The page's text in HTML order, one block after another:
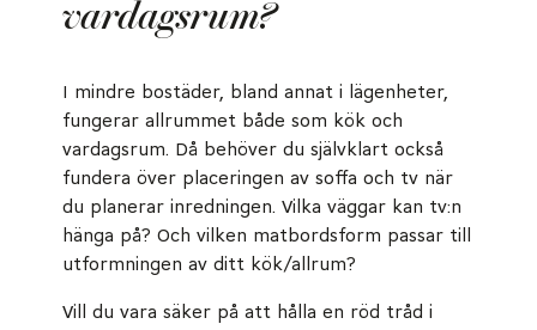
vardagsrum?
I mindre bostäder, bland annat i lägenheter,
fungerar allrummet både som kök och
vardagsrum. Då behöver du självklart också
fundera över placeringen av soffa och tv när
du planerar inredningen. Vilka väggar kan tv:n
hänga på? Och vilken matbordsform passar till
utformningen av ditt kök/allrum?
Vill du vara säker på att hålla en röd tråd i